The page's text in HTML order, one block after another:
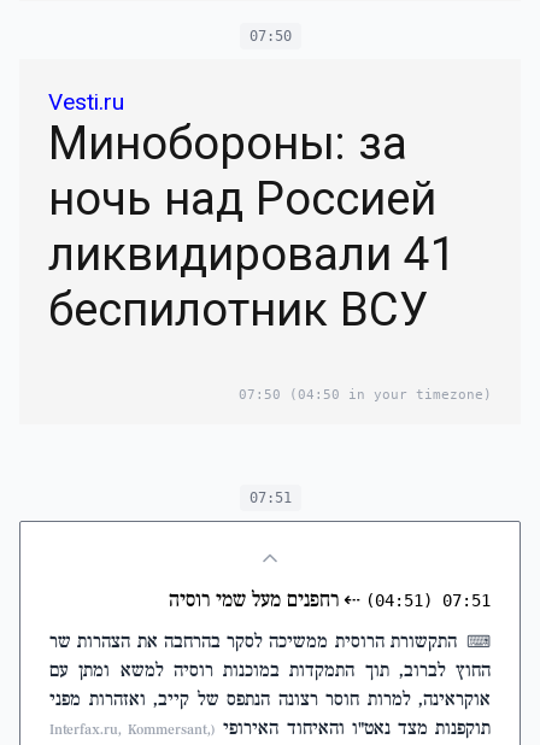
07:50
Vesti.ru
Минобороны: за
ночь над Россией
ликвидировали 41
беспилотник ВСУ
07:50 (04:50 in your timezone)
07:51
07:51
(04:51)
⇠רחפנים מעל שמי רוסיה
⌨ התקשורת הרוסית ממשיכה לסקר בהרחבה את הצהרות שר
החוץ לברוב, תוך התמקדות במוכנות רוסיה למשא ומתן עם
אוקראינה, למרות חוסר רצונה הנתפס של קייב, ואזהרות מפני
תוקפנות מצד נאט"ו והאיחוד האירופי
(Interfax.ru, Kommersant,